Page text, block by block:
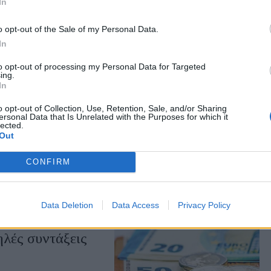
opt-out of the Sale of my Personal Data.
opt-out of processing my Personal Data for Targeted
opt-out of Collection, Use, Retention, Sale, and/or Sharing
Data that Is Unrelated with the Purposes for which it
CONFIRM
Data Deletion Data Access Privacy Policy
αεροπορικά
η ΕΛΣΤΑΤ. Επτά
με διψήφιο
στο σκάνδαλο
υποκλοπών
Κατηγορηματικό
στην ανάσυρση
των τηλεφωνικών
συντάξεις